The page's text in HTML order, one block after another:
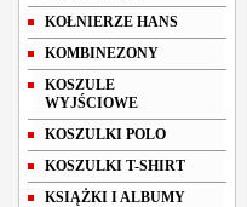
KOŁNIERZE HANS
KOMBINEZONY
KOSZULE
WYJŚCIOWE
KOSZULKI POLO
KOSZULKI T-SHIRT
KSIĄŻKI I ALBUMY